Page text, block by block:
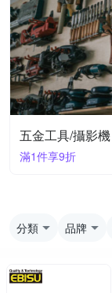
五金工具/攝影
滿1件享9折
分類 品牌